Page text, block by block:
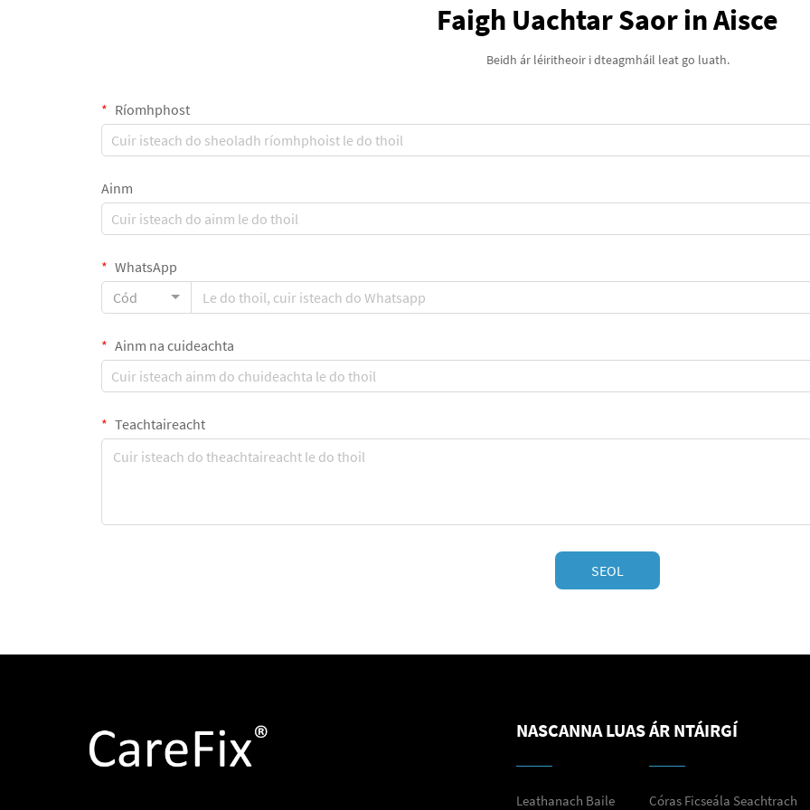
Faigh Uachtar Saor in Aisce
Beidh ár léiritheoir i dteagmháil leat go luath.
Ríomhphost
Ainm
WhatsApp
Cód
Ainm na cuideachta
Teachtaireacht
SEOL
NASCANNA LUAS
Leathanach Baile
ÁR NTÁIRGÍ
Córas Ficseála Seachtrach